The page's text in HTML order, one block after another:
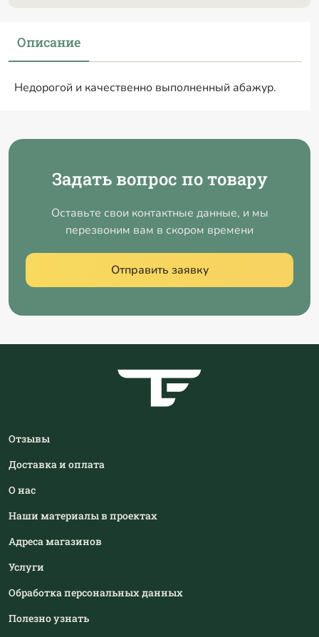
Описание
Недорогой и качественно выполненный абажур.
Задать вопрос по товару
Оставьте свои контактные данные, и мы
перезвоним вам в скором времени
Отправить заявку
Отзывы
Доставка и оплата
О нас
Наши материалы в проектах
Адреса магазинов
Услуги
Обработка персональных данных
Полезно узнать